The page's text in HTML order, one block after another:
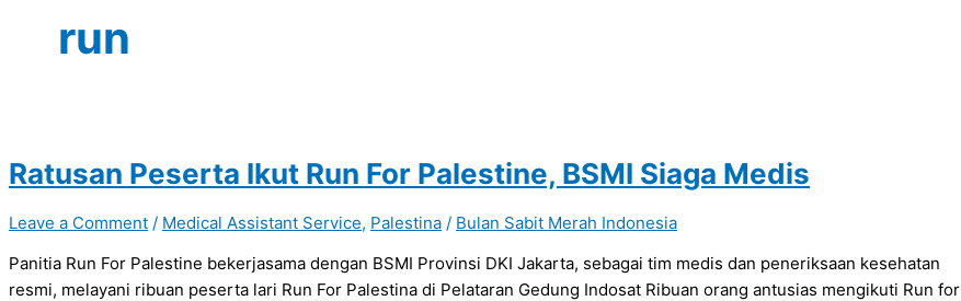
run
Ratusan Peserta Ikut Run For Palestine, BSMI Siaga Medis
Leave a Comment / Medical Assistant Service, Palestina / Bulan Sabit Merah Indonesia
Panitia Run For Palestine bekerjasama dengan BSMI Provinsi DKI Jakarta, sebagai tim medis dan peneriksaan kesehatan
resmi, melayani ribuan peserta lari Run For Palestina di Pelataran Gedung Indosat Ribuan orang antusias mengikuti Run for